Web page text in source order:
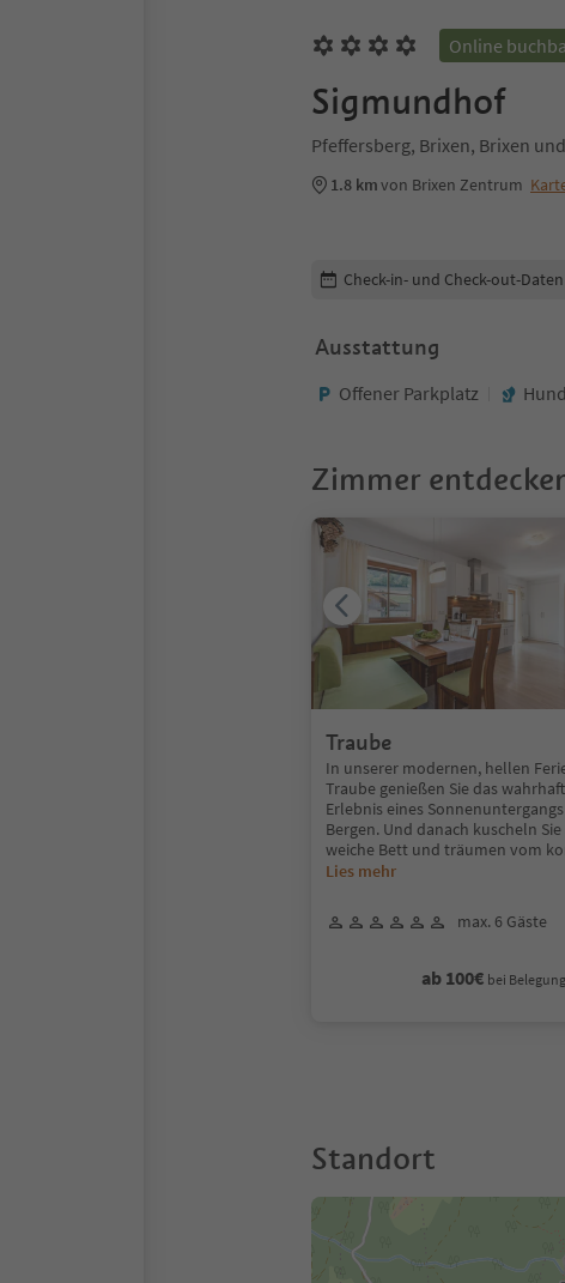
Online
Sigmundhof
Pfeffersberg, Brixen, Brixen
1.8 kmvon Brixen Zentrum
Buchungsdetails bearbeiten
Check-in- und Check-out-Daten
Ausstattung
Offener Parkplatz
Zimmer
Traube
In unserer modernen, hellen
Traube genießen Sie das
Erlebnis eines
Bergen. Und danach kuscheln Sie
weiche Bett und träumen vom
Lies mehr
max. 6 Gäste
ab 100€ bei
Standort